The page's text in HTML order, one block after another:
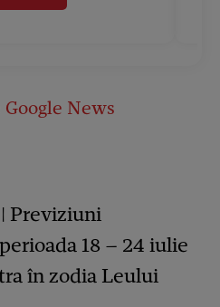
Google News